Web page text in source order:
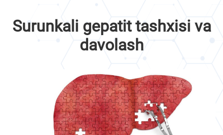
Surunkali gepatit tashxisi va
davolash